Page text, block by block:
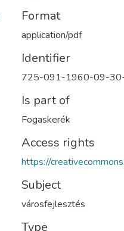
Format
application/pdf
Identifier
725-091-1960-09-
Is part of
Fogaskerék
Access rights
https://
Subject
városfejlesztés
Type